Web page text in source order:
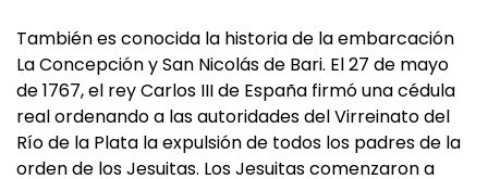
También es conocida la historia de la embarcación
La Concepción y San Nicolás de Bari. El 27 de mayo
de 1767, el rey Carlos III de España firmó una cédula
real ordenando a las autoridades del Virreinato del
Río de la Plata la expulsión de todos los padres de la
orden de los Jesuitas. Los Jesuitas comenzaron a